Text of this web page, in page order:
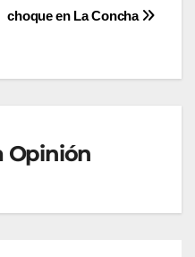
choque en La Concha
Opinión